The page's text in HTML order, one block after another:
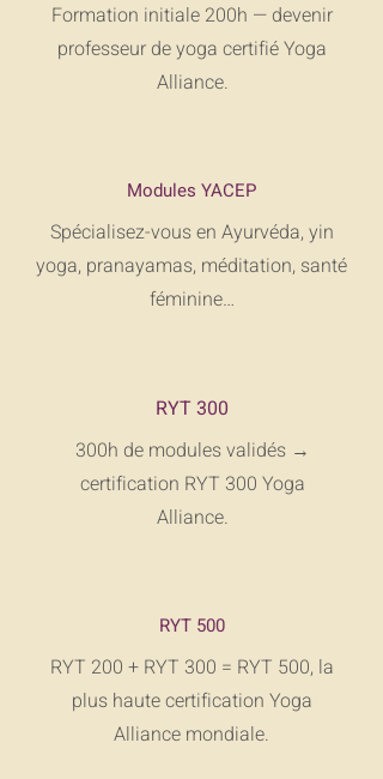
Formation initiale 200h — devenir
professeur de yoga certifié Yoga
Alliance.
Modules YACEP
Spécialisez-vous en Ayurvéda, yin
yoga, pranayamas, méditation, santé
féminine…
RYT 300
300h de modules validés →
certification RYT 300 Yoga
Alliance.
RYT 500
RYT 200 + RYT 300 = RYT 500, la
plus haute certification Yoga
Alliance mondiale.